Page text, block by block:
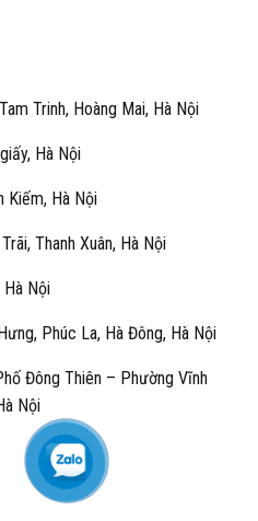
Trinh, Hoàng Mai, Hà Nội
Hà Nội
Kiếm, Hà Nội
Thanh Xuân, Hà Nội
Hà Nội
Phúc La, Hà Đông, Hà Nội
Đông Thiên – Phường Vĩnh
Nội